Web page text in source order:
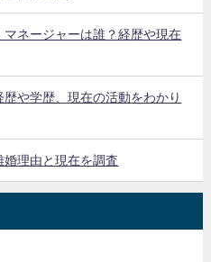
ネージャーは誰？経歴や現在
や学歴、現在の活動をわかり
理由と現在を調査